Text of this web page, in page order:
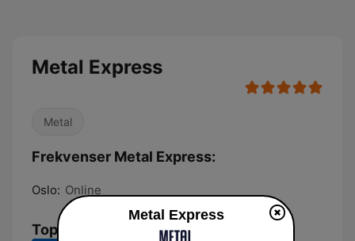
Metal Express
Metal
Frekvenser Metal Express:
Oslo: Online
Topplåtar
Metal Express